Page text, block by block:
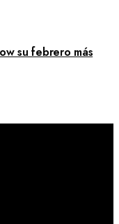
su febrero más